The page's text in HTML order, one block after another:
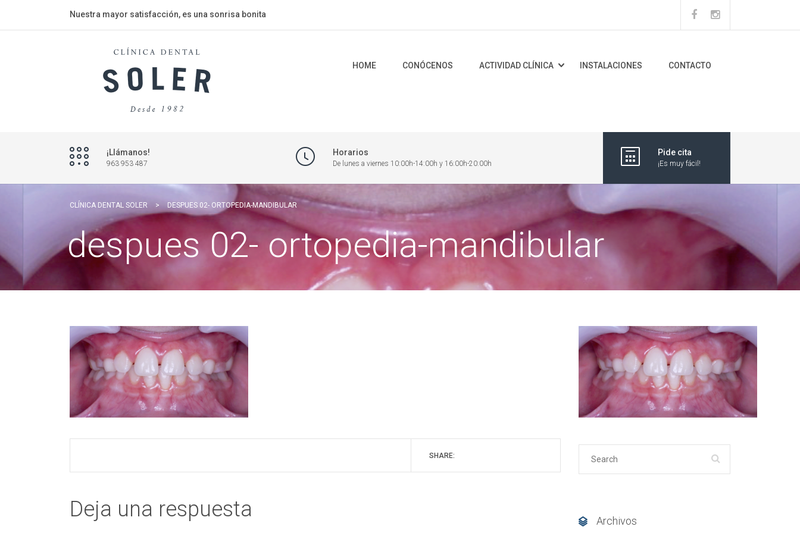
Nuestra mayor satisfacción, es una sonrisa bonita
HOME CONÓCENOS ACTIVIDAD CLÍNICA INSTALACIONES CONTACTO
¡Llámanos!
963 953 487
Horarios
De lunes a viernes 10:00h-14:00h y 16:00h-20:00h
Pide cita
¡Es muy fácil!
CLÍNICA DENTAL SOLER > DESPUES 02- ORTOPEDIA-MANDIBULAR
despues 02- ortopedia-mandibular
SHARE:
Deja una respuesta Archivos